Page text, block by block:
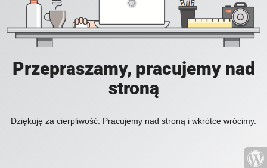
Przepraszamy, pracujemy nad
stroną
Dziękuję za cierpliwość. Pracujemy nad stroną i wkrótce wrócimy.